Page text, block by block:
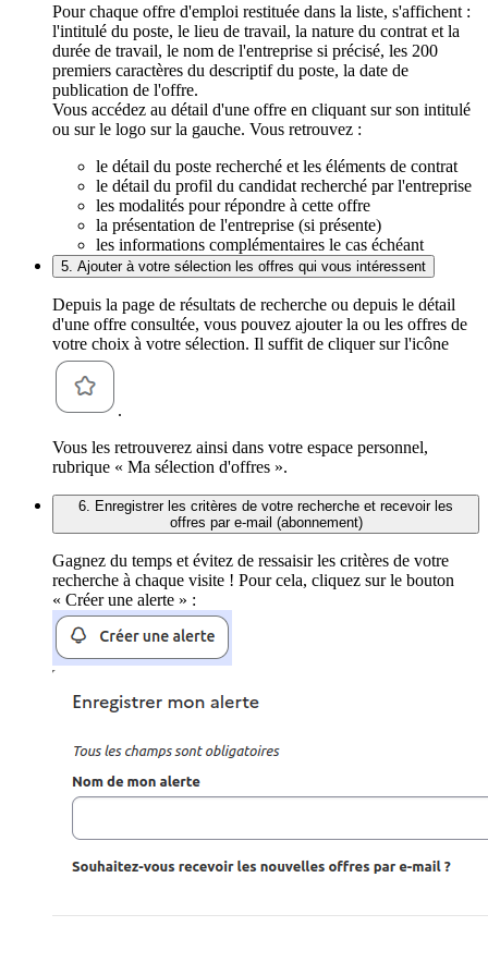
Pour chaque offre d'emploi restituée dans la liste, s'affichent :
l'intitulé du poste, le lieu de travail, la nature du contrat et la
durée de travail, le nom de l'entreprise si précisé, les 200
premiers caractères du descriptif du poste, la date de
publication de l'offre.
Vous accédez au détail d'une offre en cliquant sur son intitulé
ou sur le logo sur la gauche. Vous retrouvez :
le détail du poste recherché et les éléments de contrat
le détail du profil du candidat recherché par l'entreprise
les modalités pour répondre à cette offre
la présentation de l'entreprise (si présente)
les informations complémentaires le cas échéant
5. Ajouter à votre sélection les offres qui vous intéressent
Depuis la page de résultats de recherche ou depuis le détail
d'une offre consultée, vous pouvez ajouter la ou les offres de
votre choix à votre sélection. Il suffit de cliquer sur l'icône
.
Vous les retrouverez ainsi dans votre espace personnel,
rubrique « Ma sélection d'offres ».
6. Enregistrer les critères de votre recherche et recevoir les
offres par e-mail (abonnement)
Gagnez du temps et évitez de ressaisir les critères de votre
recherche à chaque visite ! Pour cela, cliquez sur le bouton
« Créer une alerte » :